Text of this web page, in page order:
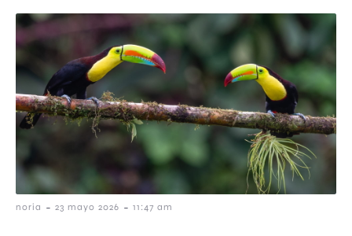
noria - 23 mayo 2026 - 11:47 am